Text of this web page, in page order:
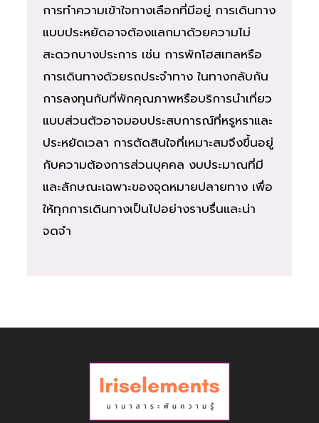
การทำความเข้าใจทางเลือกที่มีอยู่ การเดินทาง
แบบประหยัดอาจต้องแลกมาด้วยความไม่
สะดวกบางประการ เช่น การพักโฮสเทลหรือ
การเดินทางด้วยรถประจำทาง ในทางกลับกัน
การลงทุนกับที่พักคุณภาพหรือบริการนำเที่ยว
แบบส่วนตัวอาจมอบประสบการณ์ที่หรูหราและ
ประหยัดเวลา การตัดสินใจที่เหมาะสมจึงขึ้นอยู่
กับความต้องการส่วนบุคคล งบประมาณที่มี
และลักษณะเฉพาะของจุดหมายปลายทาง เพื่อ
ให้ทุกการเดินทางเป็นไปอย่างราบรื่นและน่า
จดจำ